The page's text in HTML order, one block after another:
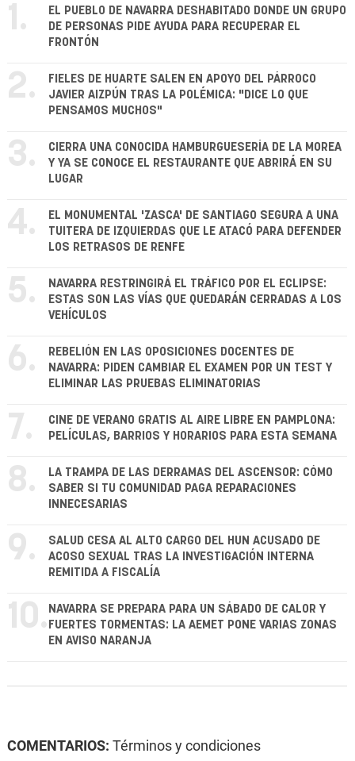
1.
EL PUEBLO DE NAVARRA DESHABITADO DONDE UN GRUPO
DE PERSONAS PIDE AYUDA PARA RECUPERAR EL
FRONTÓN
2.
FIELES DE HUARTE SALEN EN APOYO DEL PÁRROCO
JAVIER AIZPÚN TRAS LA POLÉMICA: "DICE LO QUE
PENSAMOS MUCHOS"
3.
CIERRA UNA CONOCIDA HAMBURGUESERÍA DE LA MOREA
Y YA SE CONOCE EL RESTAURANTE QUE ABRIRÁ EN SU
LUGAR
4.
EL MONUMENTAL 'ZASCA' DE SANTIAGO SEGURA A UNA
TUITERA DE IZQUIERDAS QUE LE ATACÓ PARA DEFENDER
LOS RETRASOS DE RENFE
5.
NAVARRA RESTRINGIRÁ EL TRÁFICO POR EL ECLIPSE:
ESTAS SON LAS VÍAS QUE QUEDARÁN CERRADAS A LOS
VEHÍCULOS
6.
REBELIÓN EN LAS OPOSICIONES DOCENTES DE
NAVARRA: PIDEN CAMBIAR EL EXAMEN POR UN TEST Y
ELIMINAR LAS PRUEBAS ELIMINATORIAS
7.
CINE DE VERANO GRATIS AL AIRE LIBRE EN PAMPLONA:
PELÍCULAS, BARRIOS Y HORARIOS PARA ESTA SEMANA
8.
LA TRAMPA DE LAS DERRAMAS DEL ASCENSOR: CÓMO
SABER SI TU COMUNIDAD PAGA REPARACIONES
INNECESARIAS
9.
SALUD CESA AL ALTO CARGO DEL HUN ACUSADO DE
ACOSO SEXUAL TRAS LA INVESTIGACIÓN INTERNA
REMITIDA A FISCALÍA
10. NAVARRA SE PREPARA PARA UN SÁBADO DE CALOR Y
FUERTES TORMENTAS: LA AEMET PONE VARIAS ZONAS
EN AVISO NARANJA
COMENTARIOS: Términos y condiciones